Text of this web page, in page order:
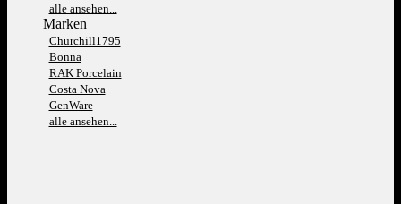
alle ansehen...
Marken
Churchill1795
Bonna
RAK Porcelain
Costa Nova
GenWare
alle ansehen...